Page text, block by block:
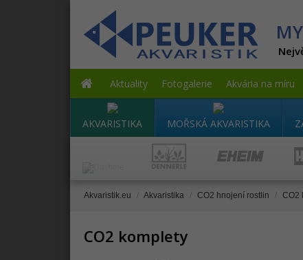
Aktuality Fotogalerie Akvária na míru
AKVARISTIKA MOŘSKÁ AKVARISTIKA
Akvaristik.eu / Akvaristika / CO2 hnojení rostlin / CO2
CO2 komplety